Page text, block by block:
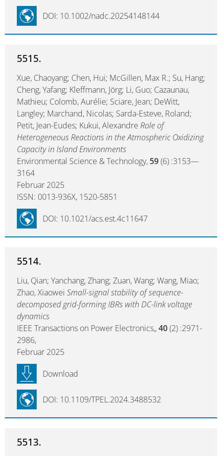
DOI: 10.1002/nadc.20254148144
5515.
Xue, Chaoyang; Chen, Hui; McGillen, Max R.; Su, Hang;
Cheng, Yafang; Kleffmann, Jörg; Li, Guo; Cazaunau,
Mathieu; Colomb, Aurélie; Sciare, Jean; DeWitt,
Langley; Marchand, Nicolas; Sarda-Esteve, Roland;
Petit, Jean-Eudes; Kukui, Alexandre Role of
Heterogeneous Reactions in the Atmospheric Oxidizing
Capacity in Island Environments
Environmental Science & Technology, 59(6) :3153—
3164
Februar 2025
ISSN: 0013-936X, 1520-5851
DOI: 10.1021/acs.est.4c11647
5514.
Liu, Qian; Yanchang, Zhang; Zuan, Wang; Wang, Miao;
Zhao, Xiaowei Small-signal stability of sequence-
decomposed grid-forming IBRs with DC-link voltage
dynamics
IEEE Transactions on Power Electronics,,40(2) :2971-
2986,
Februar 2025
DOI: 10.1109/TPEL.2024.3488532
Download
5513.